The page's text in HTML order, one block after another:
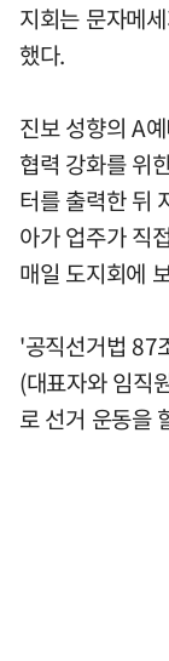
지회는 문자메
했다.
진보 성향의 A
협력 강화를 위
터를 출력한 뒤
아가 업주가 직
매일 도지회에
'공직선거법 87
(대표자와 임직
로 선거 운동을